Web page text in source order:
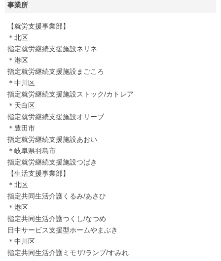
事業所
【就労支援事業部】
＊北区
指定就労継続支援施設ネリネ
＊港区
指定就労継続支援施設まごころ
＊中川区
指定就労継続支援施設ストック/カトレア
＊天白区
指定就労継続支援施設オリーブ
＊豊田市
指定就労継続支援施設あおい
＊岐阜県羽島市
指定就労継続支援施設つばき
【生活支援事業部】
＊北区
指定共同生活介護くるみ/あさひ
＊港区
指定共同生活介護つくし/なつめ
日中サービス支援型ホームやまぶき
＊中川区
指定共同生活介護ミモザ/ランプ/すみれ